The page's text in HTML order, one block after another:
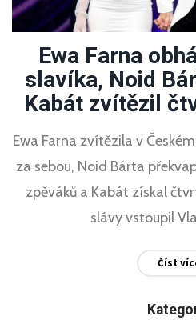
Ewa Farna
slavíka, Noid
Kabát zvítězil
Ewa Farna zvítězila v
za sebou, Noid Bárta
zpěváků a Kabát získal
slávy vstoupil
Číst